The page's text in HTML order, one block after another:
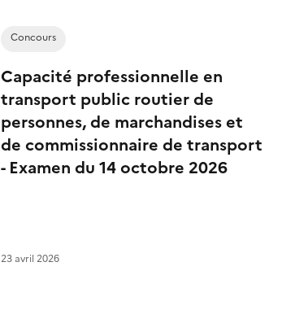
Capacité professionnelle en
transport public routier de
personnes, de marchandises et
de commissionnaire de transport
- Examen du 14 octobre 2026
Concours
23 avril 2026